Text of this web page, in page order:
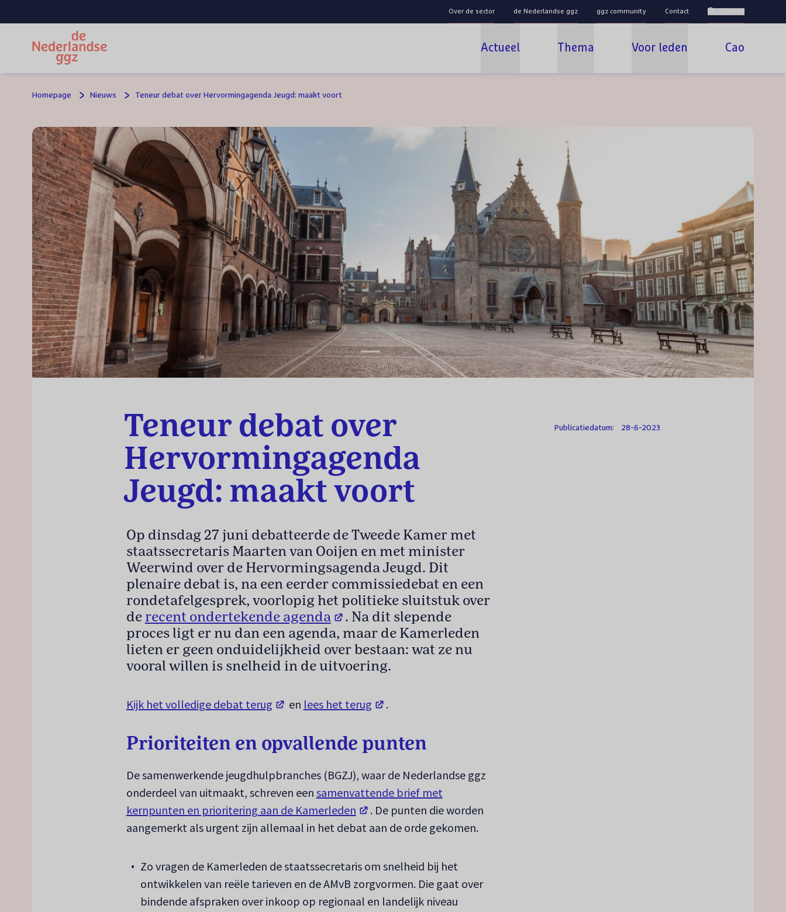
Actueel Thema Voor leden Cao
Over de sector de Nederlandse ggz ggz community Contact
Homepage Nieuws Teneur debat over Hervormingagenda Jeugd: maakt voort
Teneur debat over
Hervormingagenda
Jeugd: maakt voort
Publicatiedatum: 28-6-2023
Op dinsdag 27 juni debatteerde de Tweede Kamer met
staatssecretaris Maarten van Ooijen en met minister
Weerwind over de Hervormingsagenda Jeugd. Dit
plenaire debat is, na een eerder commissiedebat en een
rondetafelgesprek, voorlopig het politieke sluitstuk over
de recent ondertekende agenda (opent in een nieuw tabblad)
. Na dit slepende
proces ligt er nu dan een agenda, maar de Kamerleden
lieten er geen onduidelijkheid over bestaan: wat ze nu
vooral willen is snelheid in de uitvoering.
Kijk het volledige debat terug(opent in een nieuw tabblad)
en lees het terug(opent in een nieuw tabblad)
.
Prioriteiten en opvallende punten
De samenwerkende jeugdhulpbranches (BGZJ), waar de Nederlandse ggz
onderdeel van uitmaakt, schreven een samenvattende brief met
kernpunten en prioritering aan de Kamerleden(opent in een nieuw tabblad)
. De punten die worden
aangemerkt als urgent zijn allemaal in het debat aan de orde gekomen.
Zo vragen de Kamerleden de staatssecretaris om snelheid bij het
ontwikkelen van reële tarieven en de AMvB zorgvormen. Die gaat over
bindende afspraken over inkoop op regionaal en landelijk niveau